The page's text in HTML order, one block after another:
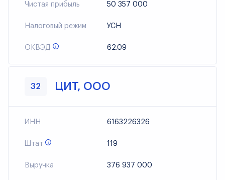
Чистая прибыль 50 357 000
Налоговый режим УСН
ОКВЭД 62.09
32 ЦИТ, ООО
ИНН 6163226326
Штат 119
Выручка 376 937 000